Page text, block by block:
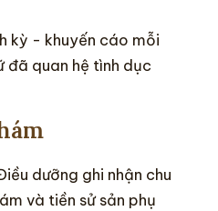
kỳ - khuyến cáo mỗi
đã quan hệ tình dục
dưỡng ghi nhận chu
và tiền sử sản phụ